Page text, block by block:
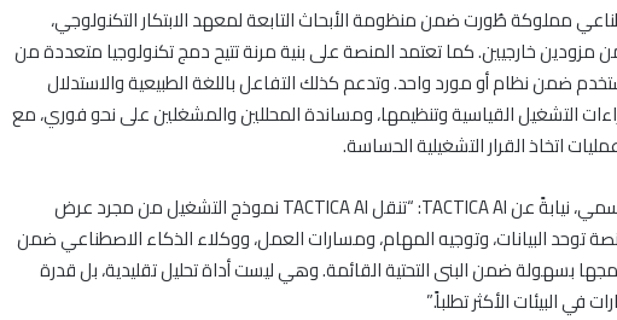
مملوكة طُورت ضمن منظومة الأبحاث التابعة لمعهد الابتكار التكنولوجي،
مزودين خارجيين. كما تعتمد المنصة على بنية مرنة تتيح دمج تكنولوجيا متعددة من
ضمن نظام أو مورد واحد. وتدعم كذلك التفاعل باللغة الطبيعية والاستدلال
التشغيل القياسية وتنظيمها، ومساندة المحللين والمشغلين على نحو فوري، مع
اتخاذ القرار التشغيلية الحساسة.
ومن جانبه، قال الدكتور شوقي القاسمي، نيابةً عن TACTICA AI: “تنقل TACTICA AI نموذج التشغيل من مجرد عرض
توحد البيانات، وتوجيه المهام، ومسارات العمل، ووكلاء الذكاء الاصطناعي ضمن
بسهولة ضمن البنى التحتية القائمة. وهي ليست أداة تحليل تقليدية، بل قدرة
البيئات الأكثر تطلباً.”